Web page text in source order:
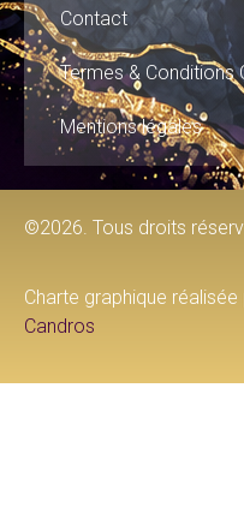
Contact
Termes & Conditions
Mentions légales
©2026. Tous droits
Charte graphique réalisée
Candros